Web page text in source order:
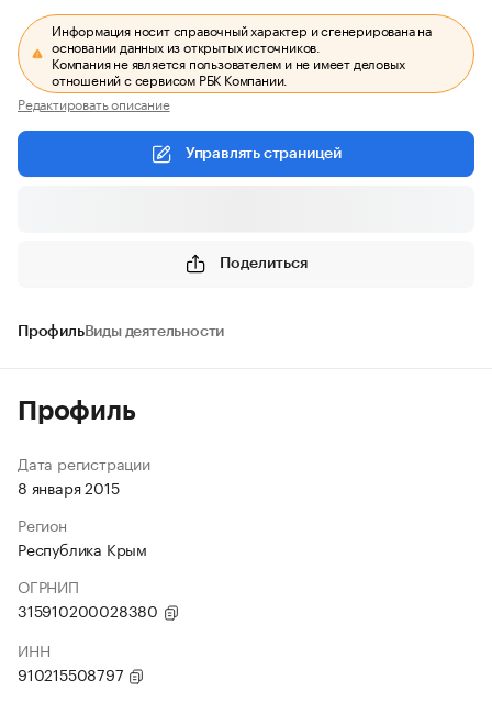
Информация носит справочный характер и сгенерирована на
основании данных из открытых источников.
Компания не является пользователем и не имеет деловых
отношений с сервисом РБК Компании.
Редактировать описание
Управлять страницей
Поделиться
ПрофильВиды деятельности
Профиль
Дата регистрации
8 января 2015
Регион
Республика Крым
ОГРНИП
315910200028380
ИНН
910215508797